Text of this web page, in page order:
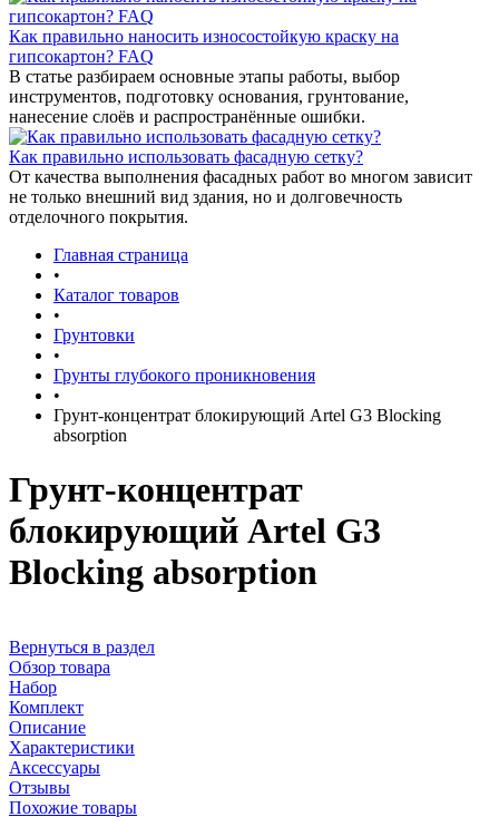
Как правильно наносить износостойкую краску на
гипсокартон? FAQ
В статье разбираем основные этапы работы, выбор
инструментов, подготовку основания, грунтование,
нанесение слоёв и распространённые ошибки.
Как правильно использовать фасадную сетку?
От качества выполнения фасадных работ во многом зависит
не только внешний вид здания, но и долговечность
отделочного покрытия.
Главная страница
•
Каталог товаров
•
Грунтовки
•
Грунты глубокого проникновения
•
Грунт-концентрат блокирующий Artel G3 Blocking
absorption
Грунт-концентрат
блокирующий Artel G3
Blocking absorption
Вернуться в раздел
Обзор товара
Набор
Комплект
Описание
Характеристики
Аксессуары
Отзывы
Похожие товары